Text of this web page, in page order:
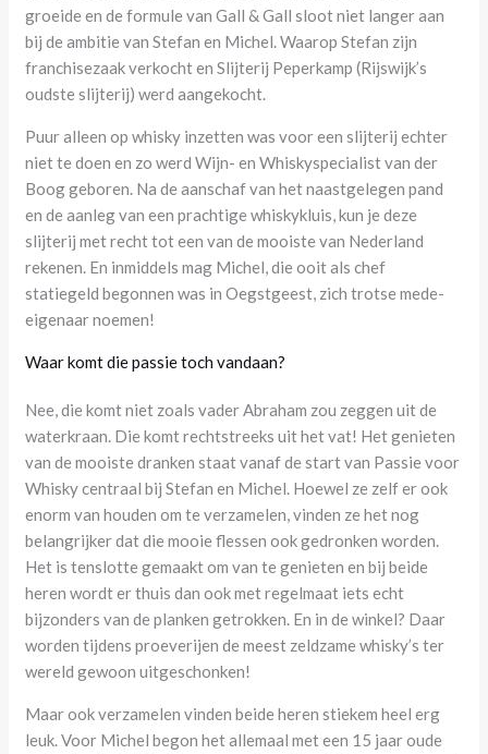
groeide en de formule van Gall & Gall sloot niet langer aan
bij de ambitie van Stefan en Michel. Waarop Stefan zijn
franchisezaak verkocht en Slijterij Peperkamp (Rijswijk’s
oudste slijterij) werd aangekocht.
Puur alleen op whisky inzetten was voor een slijterij echter
niet te doen en zo werd Wijn- en Whiskyspecialist van der
Boog geboren. Na de aanschaf van het naastgelegen pand
en de aanleg van een prachtige whiskykluis, kun je deze
slijterij met recht tot een van de mooiste van Nederland
rekenen. En inmiddels mag Michel, die ooit als chef
statiegeld begonnen was in Oegstgeest, zich trotse mede-
eigenaar noemen!
Waar komt die passie toch vandaan?
Nee, die komt niet zoals vader Abraham zou zeggen uit de
waterkraan. Die komt rechtstreeks uit het vat! Het genieten
van de mooiste dranken staat vanaf de start van Passie voor
Whisky centraal bij Stefan en Michel. Hoewel ze zelf er ook
enorm van houden om te verzamelen, vinden ze het nog
belangrijker dat die mooie flessen ook gedronken worden.
Het is tenslotte gemaakt om van te genieten en bij beide
heren wordt er thuis dan ook met regelmaat iets echt
bijzonders van de planken getrokken. En in de winkel? Daar
worden tijdens proeverijen de meest zeldzame whisky’s ter
wereld gewoon uitgeschonken!
Maar ook verzamelen vinden beide heren stiekem heel erg
leuk. Voor Michel begon het allemaal met een 15 jaar oude